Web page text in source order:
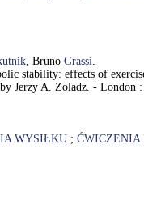
, Bruno Grassi.
stability: effects of
Jerzy A. Zoladz. -
WYSIŁKU ; ĆWICZENIA